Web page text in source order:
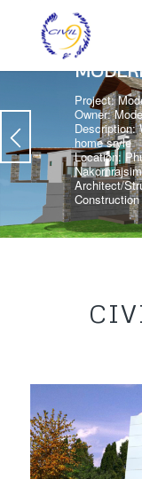
Project:
Owner:
Description:
home sryle
Location:
Architect/